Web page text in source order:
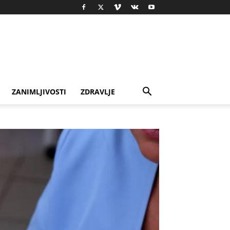
ZANIMLJIVOSTI ZDRAVLJE